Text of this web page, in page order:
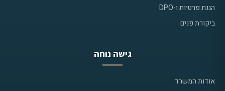
הגנת פרטיות ו-DPO
ביקורת פנים
גישה נוחה
אודות המשרד